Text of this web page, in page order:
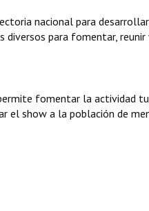
nacional para
para fomentar,
fomentar la actividad
show a la población de